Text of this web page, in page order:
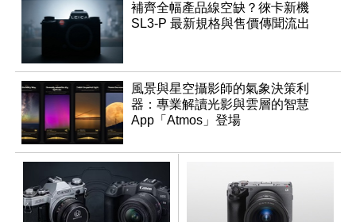
補齊全幅產品線空缺？徠卡新機
SL3-P 最新規格與售價傳聞流出
風景與星空攝影師的氣象決策利
器：專業解讀光影與雲層的智慧
App「Atmos」登場